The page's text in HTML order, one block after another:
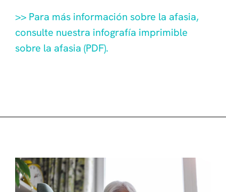
>> Para más información sobre la afasia,
consulte nuestra infografía imprimible
sobre la afasia (PDF).